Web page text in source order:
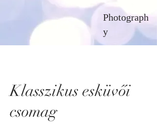
Photograph
y
Klasszikus esküvői
csomag